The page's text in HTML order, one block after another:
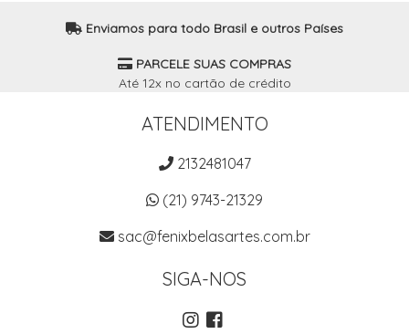
Enviamos para todo Brasil e outros Países
PARCELE SUAS COMPRAS
Até 12x no cartão de crédito
ATENDIMENTO
2132481047
(21) 9743-21329
sac@fenixbelasartes.com.br
SIGA-NOS